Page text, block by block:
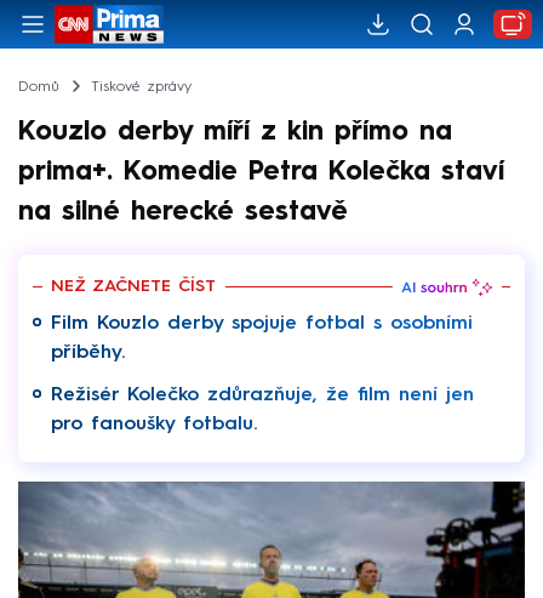
Domů Tiskové zprávy
Kouzlo derby míří z kin přímo na
prima+. Komedie Petra Kolečka staví
na silné herecké sestavě
NEŽ ZAČNETE ČÍST
Film Kouzlo derby spojuje fotbal s osobními
příběhy.
Režisér Kolečko zdůrazňuje, že film není jen
pro fanoušky fotbalu.